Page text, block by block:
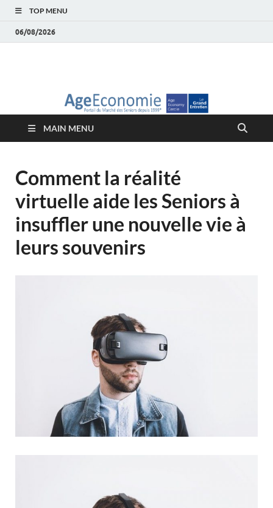
TOP MENU
06/08/2026
économie – Marché
des Seniors
MAIN MENU
Comment la réalité
virtuelle aide les Seniors à
insuffler une nouvelle vie à
leurs souvenirs